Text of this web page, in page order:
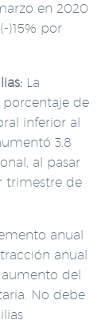
en 2020
)15% por
La
porcentaje de
inferior al
3.8
al pasar
trimestre de
anual
anual
aumento del
No debe